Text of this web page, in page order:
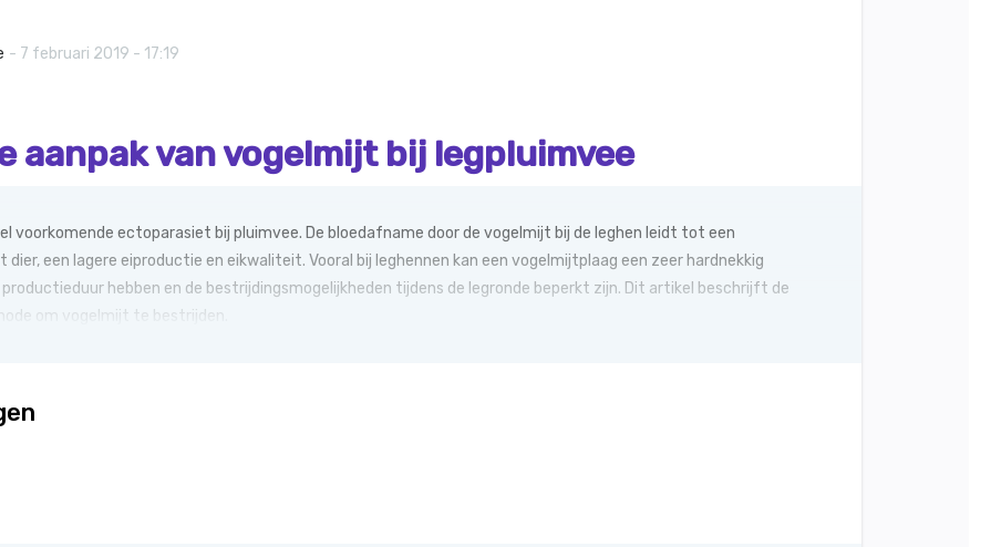
- 7 februari 2019 - 17:19
aanpak van vogelmijt bij legpluimvee
voorkomende ectoparasiet bij pluimvee. De bloedafname door de vogelmijt bij de leghen leidt tot een
een lagere eiproductie en eikwaliteit. Vooral bij leghennen kan een vogelmijtplaag een zeer hardnekkig
hebben en de bestrijdingsmogelijkheden tijdens de legronde beperkt zijn. Dit artikel beschrijft de
om vogelmijt te bestrijden.